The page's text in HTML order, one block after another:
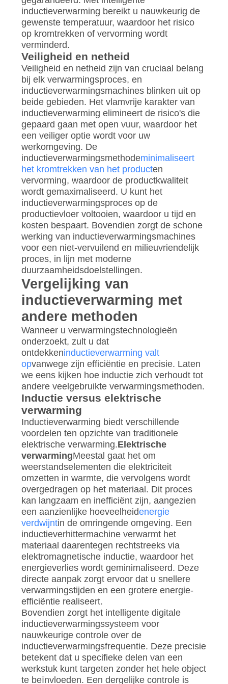
inductieverwarming bereikt u nauwkeurig de
gewenste temperatuur, waardoor het risico
op kromtrekken of vervorming wordt
verminderd.
Veiligheid en netheid
Veiligheid en netheid zijn van cruciaal belang
bij elk verwarmingsproces, en
inductieverwarmingsmachines blinken uit op
beide gebieden. Het vlamvrije karakter van
inductieverwarming elimineert de risico's die
gepaard gaan met open vuur, waardoor het
een veiliger optie wordt voor uw
werkomgeving. De
inductieverwarmingsmethodeminimaliseert
het kromtrekken van het producten
vervorming, waardoor de productkwaliteit
wordt gemaximaliseerd. U kunt het
inductieverwarmingsproces op de
productievloer voltooien, waardoor u tijd en
kosten bespaart. Bovendien zorgt de schone
werking van inductieverwarmingsmachines
voor een niet-vervuilend en milieuvriendelijk
proces, in lijn met moderne
duurzaamheidsdoelstellingen.
Vergelijking van
inductieverwarming met
andere methoden
Wanneer u verwarmingstechnologieën
onderzoekt, zult u dat
ontdekkeninductieverwarming valt
opvanwege zijn efficiëntie en precisie. Laten
we eens kijken hoe inductie zich verhoudt tot
andere veelgebruikte verwarmingsmethoden.
Inductie versus elektrische
verwarming
Inductieverwarming biedt verschillende
voordelen ten opzichte van traditionele
elektrische verwarming.Elektrische
verwarmingMeestal gaat het om
weerstandselementen die elektriciteit
omzetten in warmte, die vervolgens wordt
overgedragen op het materiaal. Dit proces
kan langzaam en inefficiënt zijn, aangezien
een aanzienlijke hoeveelheidenergie
verdwijntin de omringende omgeving. Een
inductieverhittermachine verwarmt het
materiaal daarentegen rechtstreeks via
elektromagnetische inductie, waardoor het
energieverlies wordt geminimaliseerd. Deze
directe aanpak zorgt ervoor dat u snellere
verwarmingstijden en een grotere energie-
efficiëntie realiseert.
Bovendien zorgt het intelligente digitale
inductieverwarmingssysteem voor
nauwkeurige controle over de
inductieverwarmingsfrequentie. Deze precisie
betekent dat u specifieke delen van een
werkstuk kunt targeten zonder het hele object
te beïnvloeden. Een dergelijke controle is